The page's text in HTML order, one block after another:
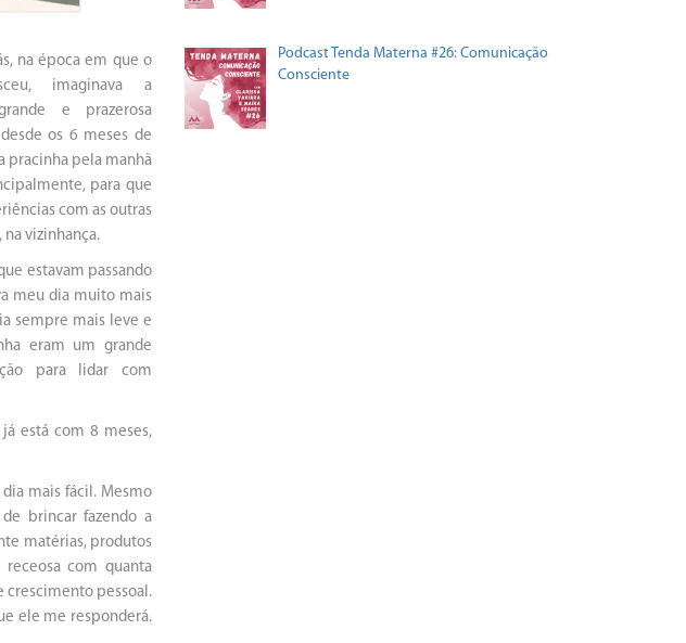
na época em que o
imaginava a
e prazerosa
os 6 meses de
pracinha pela manhã
para que
com as outras
vizinhança.
estavam passando
meu dia muito mais
sempre mais leve e
eram um grande
para lidar com
está com 8 meses,
mais fácil. Mesmo
brincar fazendo a
matérias, produtos
com quanta
crescimento pessoal.
ele me responderá.
Podcast Tenda Materna #26: Comunicação
Consciente